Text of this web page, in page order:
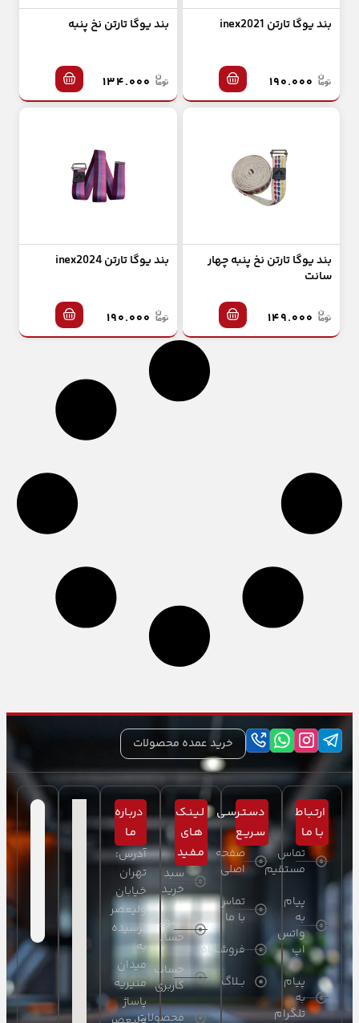
بند یوگا تارتن inex2021 بند یوگا تارتن نخ پنبه
بند یوگا تارتن نخ پنبه چهار
سانت
بند یوگا تارتن inex2024
خرید عمده محصولات
ارتـبـاط
بـا مـا
تماس
مستقیم
پیام
به
واتس
اپ
پیام
به
تلگرام
دسـتـرسـی
سـریـع
صفحه
اصلی
تماس
با ما
فروشگاه
بــلاگ
لـیـنـک
هـای
مـفـید
سبد
خرید
تسویه
حساب
حساب
کاربری
محصولات
دربـاره
مـا
آدرس:
تهران
خیابان
ولیعصر
نرسیده
به
میدان
منیریه
پاساژ